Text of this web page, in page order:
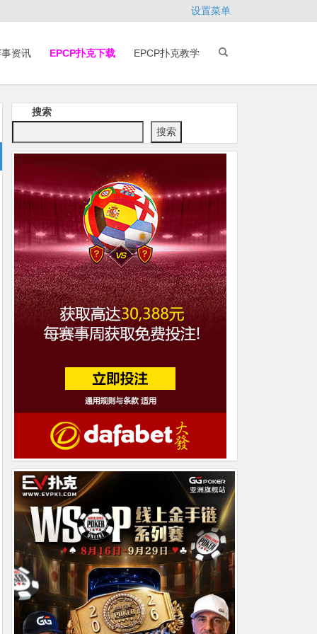
设置菜单
资讯 EPCP扑克下载 EPCP扑克教学
搜索
搜索